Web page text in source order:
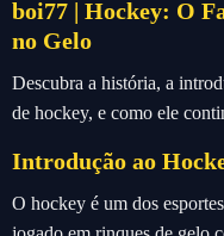
boi77 | Hockey: O
no Gelo
Descubra a história, a
de hockey, e como ele
Introdução ao
O hockey é um dos